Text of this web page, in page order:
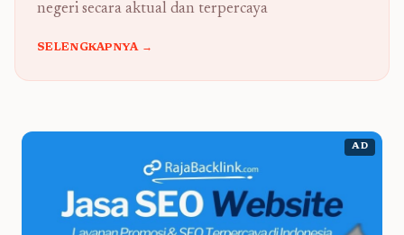
negeri secara aktual dan terpercaya
SELENGKAPNYA →
AD